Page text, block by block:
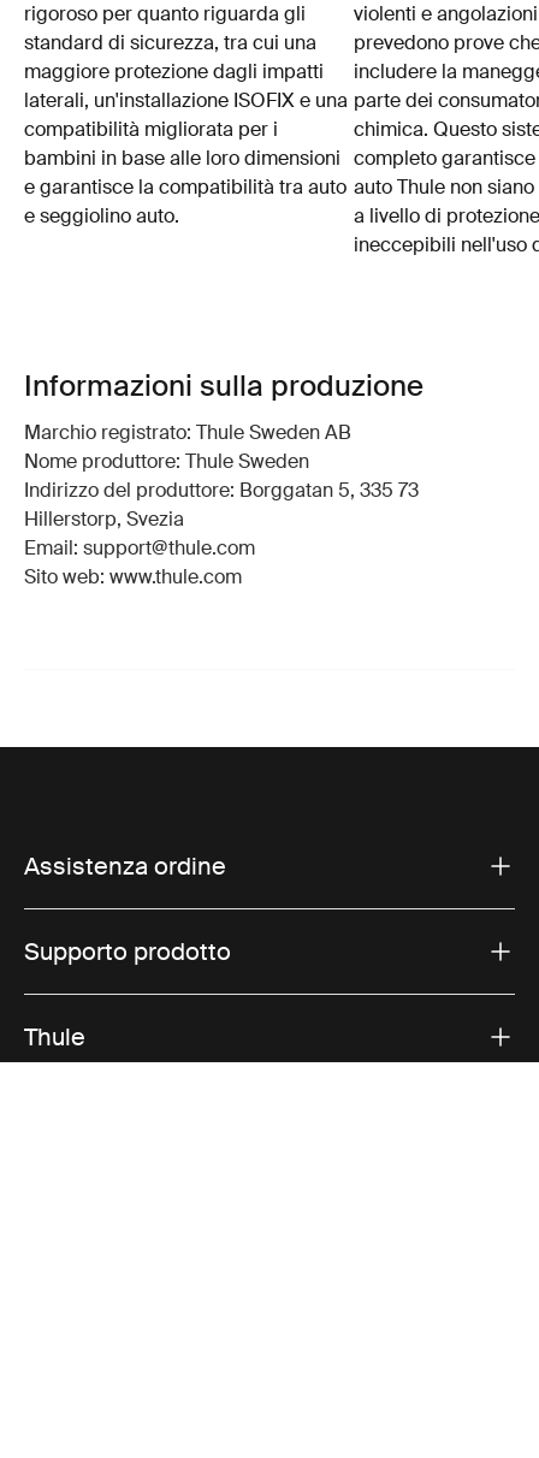
rigoroso per quanto riguarda gli
standard di sicurezza, tra cui una
maggiore protezione dagli impatti
laterali, un'installazione ISOFIX e una
compatibilità migliorata per i
bambini in base alle loro dimensioni
e garantisce la compatibilità tra auto
e seggiolino auto.
violenti e
prevedono prove
includere la
parte dei
chimica. Questo
completo
auto Thule non
a livello di
ineccepibili nell'uso
Informazioni sulla produzione
Marchio registrato: Thule Sweden AB
Nome produttore: Thule Sweden
Indirizzo del produttore: Borggatan 5, 335 73
Hillerstorp, Svezia
Email: support@thule.com
Sito web: www.thule.com
Assistenza ordine
Supporto prodotto
Thule